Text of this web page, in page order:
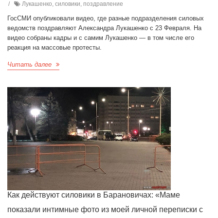
Лукашенко, силовики, поздравление
ГосСМИ опубликовали видео, где разные подразделения силовых
ведомств поздравляют Александра Лукашенко с 23 Февраля. На
видео собраны кадры и с самим Лукашенко — в том числе его
реакция на массовые протесты.
Читать далее
Как действуют силовики в Барановичах: «Маме
показали интимные фото из моей личной переписки с